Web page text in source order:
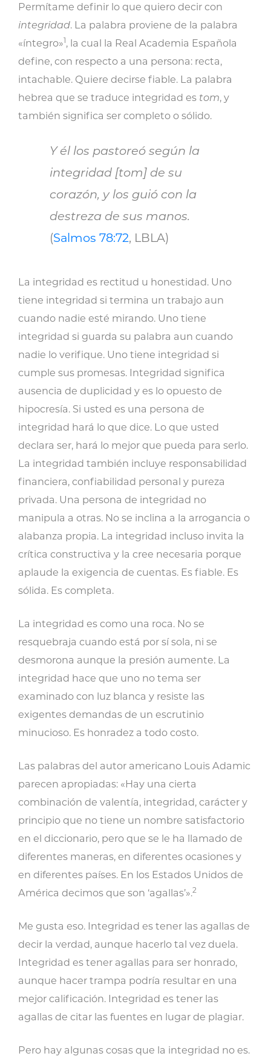
Permítame definir lo que quiero decir con
integridad. La palabra proviene de la palabra
«íntegro»1, la cual la Real Academia Española
define, con respecto a una persona: recta,
intachable. Quiere decirse fiable. La palabra
hebrea que se traduce integridad es tom, y
también significa ser completo o sólido.
Y él los pastoreó según la
integridad [tom] de su
corazón, y los guió con la
destreza de sus manos.
(Salmos 78:72, LBLA)
La integridad es rectitud u honestidad. Uno
tiene integridad si termina un trabajo aun
cuando nadie esté mirando. Uno tiene
integridad si guarda su palabra aun cuando
nadie lo verifique. Uno tiene integridad si
cumple sus promesas. Integridad significa
ausencia de duplicidad y es lo opuesto de
hipocresía. Si usted es una persona de
integridad hará lo que dice. Lo que usted
declara ser, hará lo mejor que pueda para serlo.
La integridad también incluye responsabilidad
financiera, confiabilidad personal y pureza
privada. Una persona de integridad no
manipula a otras. No se inclina a la arrogancia o
alabanza propia. La integridad incluso invita la
crítica constructiva y la cree necesaria porque
aplaude la exigencia de cuentas. Es fiable. Es
sólida. Es completa.
La integridad es como una roca. No se
resquebraja cuando está por sí sola, ni se
desmorona aunque la presión aumente. La
integridad hace que uno no tema ser
examinado con luz blanca y resiste las
exigentes demandas de un escrutinio
minucioso. Es honradez a todo costo.
Las palabras del autor americano Louis Adamic
parecen apropiadas: «Hay una cierta
combinación de valentía, integridad, carácter y
principio que no tiene un nombre satisfactorio
en el diccionario, pero que se le ha llamado de
diferentes maneras, en diferentes ocasiones y
en diferentes países. En los Estados Unidos de
América decimos que son ‘agallas’».2
Me gusta eso. Integridad es tener las agallas de
decir la verdad, aunque hacerlo tal vez duela.
Integridad es tener agallas para ser honrado,
aunque hacer trampa podría resultar en una
mejor calificación. Integridad es tener las
agallas de citar las fuentes en lugar de plagiar.
Pero hay algunas cosas que la integridad no es.